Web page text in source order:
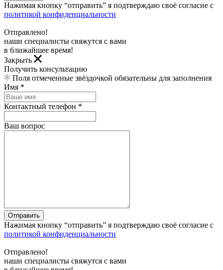
Нажимая кнопку “отправить” я подтверждаю своё согласие с
политикой конфиденциальности
Отправлено!
наши специалисты свяжутся с вами
в ближайшее время!
Закрыть
Получить консультацию
Поля отмеченные звёздочкой обязательны для заполнения
Имя *
Контактный телефон *
Ваш вопрос
Отправить
Нажимая кнопку “отправить” я подтверждаю своё согласие с
политикой конфиденциальности
Отправлено!
наши специалисты свяжутся с вами